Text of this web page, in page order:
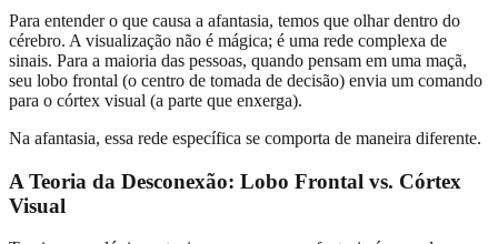
Para entender o que causa a afantasia, temos que olhar dentro do
cérebro. A visualização não é mágica; é uma rede complexa de
sinais. Para a maioria das pessoas, quando pensam em uma maçã,
seu lobo frontal (o centro de tomada de decisão) envia um comando
para o córtex visual (a parte que enxerga).
Na afantasia, essa rede específica se comporta de maneira diferente.
A Teoria da Desconexão: Lobo Frontal vs. Córtex
Visual